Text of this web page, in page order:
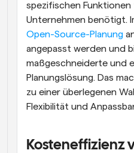
spezifischen Funktionen
Open-Source-Planung
angepasst werden und
maßgeschneiderte und
Planungslösung. Das
zu einer überlegenen
Flexibilität und
Kosteneffizienz